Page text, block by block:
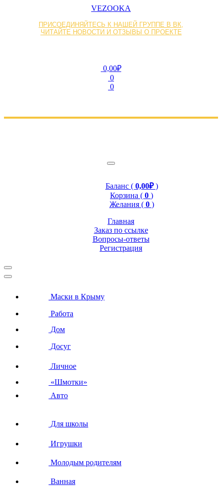
VEZOOKA
ПРИСОЕДИНЯЙТЕСЬ К НАШЕЙ ГРУППЕ В ВК,
ЧИТАЙТЕ НОВОСТИ И ОТЗЫВЫ О ПРОЕКТЕ
0,00₽
0
0
Баланс ( 0,00₽)
Корзина ( 0 )
Желания ( 0 )
Главная
Заказ по ссылке
Вопросы-ответы
Регистрация
Маски в Крыму
Работа
Дом
Досуг
Личное
«Шмотки»
Авто
Для школы
Игрушки
Молодым родителям
Ванная